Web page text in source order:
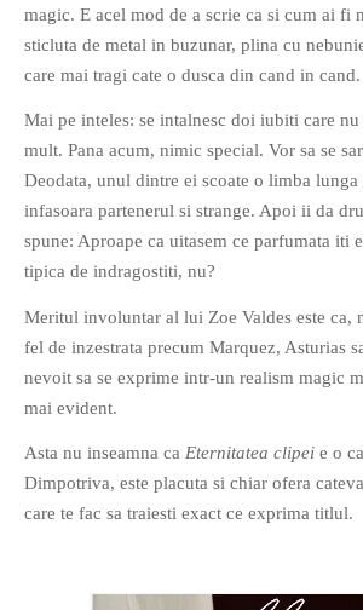
PAGINI
Ce fac?
Contact
Descarca povestirea Floare
Albastra!
Download 101 Movie
Acrostics!
PRIETENI APROPIATI
Victor Sosea – Designer
PRIETENI DIN AFARA BRESLEI
GloryBox.ro
Vreau-schimbare.ro
Filme-Carti.ro
magic. E acel mod de a scrie ca si cum ai fi
sticluta de metal in buzunar, plina cu
care mai tragi cate o dusca din cand in cand.
Mai pe inteles: se intalnesc doi iubiti care
mult. Pana acum, nimic special. Vor sa se
Deodata, unul dintre ei scoate o limba
infasoara partenerul si strange. Apoi ii da
spune: Aproape ca uitasem ce parfumata iti
tipica de indragostiti, nu?
Meritul involuntar al lui Zoe Valdes este ca,
fel de inzestrata precum Marquez, Asturias
nevoit sa se exprime intr-un realism magic
mai evident.
Asta nu inseamna ca Eternitatea clipei e o
Dimpotriva, este placuta si chiar ofera
care te fac sa traiesti exact ce exprima titlul.